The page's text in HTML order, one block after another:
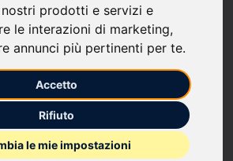
nostri prodotti e servizi e
le interazioni di marketing,
annunci più pertinenti per te.
Accetto
Rifiuto
le mie impostazioni
propose des baptêmes de
ans,
les mercredis à 20h45 du 8 juillet
de bain. La présence d’un parent
mineurs. Les personnes en situation de